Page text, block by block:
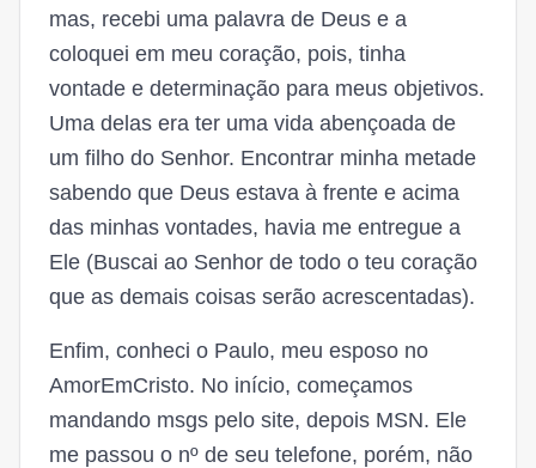
mas, recebi uma palavra de Deus e a
coloquei em meu coração, pois, tinha
vontade e determinação para meus objetivos.
Uma delas era ter uma vida abençoada de
um filho do Senhor. Encontrar minha metade
sabendo que Deus estava à frente e acima
das minhas vontades, havia me entregue a
Ele (Buscai ao Senhor de todo o teu coração
que as demais coisas serão acrescentadas).
Enfim, conheci o Paulo, meu esposo no
AmorEmCristo. No início, começamos
mandando msgs pelo site, depois MSN. Ele
me passou o nº de seu telefone, porém, não